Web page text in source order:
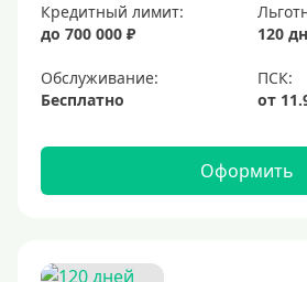
Кредитный лимит:
до 700 000 ₽
120
Обслуживание:
Бесплатно
Оформить